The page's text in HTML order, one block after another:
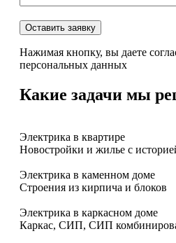
Нажимая кнопку, вы даете
персональных данных
Какие задачи мы
Электрика в квартире
Новостройки и жилье с
Электрика в каменном доме
Строения из кирпича и блоков
Электрика в каркасном доме
Каркас, СИП, СИП